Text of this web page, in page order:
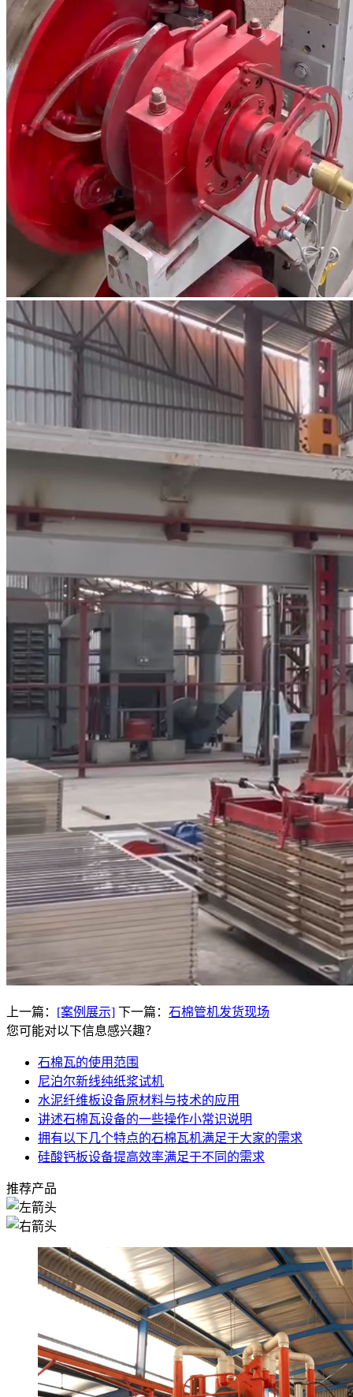
上一篇： [案例展示] 下一篇： 石棉管机发货现场
您可能对以下信息感兴趣？
石棉瓦的使用范围
尼泊尔新线纯纸浆试机
水泥纤维板设备原材料与技术的应用
讲述石棉瓦设备的一些操作小常识说明
拥有以下几个特点的石棉瓦机满足于大家的需求
硅酸钙板设备提高效率满足于不同的需求
推荐产品